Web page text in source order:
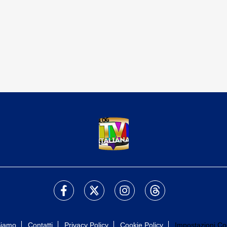
Contatti Privacy Policy Cookie Policy Impostazioni